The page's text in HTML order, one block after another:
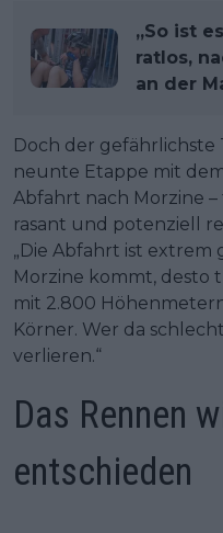
„So ist
ratlos,
an der
Doch der gefährlichste
neunte Etappe mit
Abfahrt nach Morzine
rasant und potenziell
„Die Abfahrt ist extrem
Morzine kommt, desto
mit 2.800
Körner. Wer da
verlieren.“
Das Rennen
entschieden